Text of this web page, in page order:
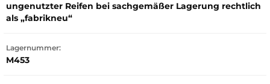
ungenutzter Reifen bei sachgemäßer Lagerung rechtlich
als „fabrikneu“
Lagernummer:
M453